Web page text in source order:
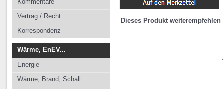
Kommentare
Vertrag / Recht
Korrespondenz
Wärme, EnEV...
Energie
Wärme, Brand, Schall
Dieses Produkt weiterempfehlen